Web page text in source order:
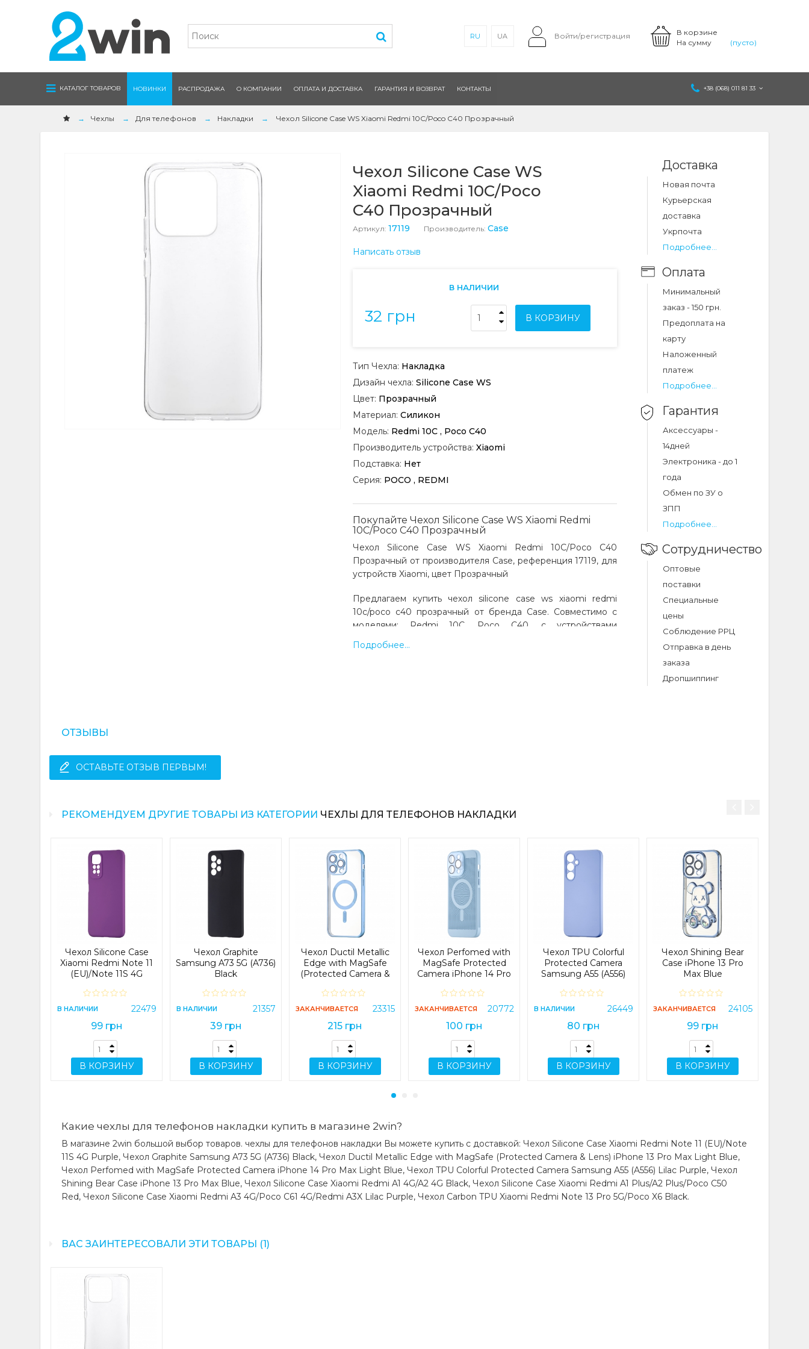
В корзине
На сумму
(пусто)
RU UA Войти/регистрация
КАТАЛОГ ТОВАРОВ НОВИНКИ РАСПРОДАЖА О КОМПАНИИ ОПЛАТА И ДОСТАВКА ГАРАНТИЯ И ВОЗВРАТ КОНТАКТЫ +38 (068) 011 81 33
Чехлы Для телефонов Накладки Чехол Silicone Case WS Xiaomi Redmi 10C/Poco C40 Прозрачный
Чехол Silicone Case WS
Xiaomi Redmi 10C/Poco
C40 Прозрачный
Артикул: 17119 Производитель: Case
Написать отзыв
В НАЛИЧИИ
32 грн В КОРЗИНУ
Тип Чехла: Накладка
Дизайн чехла: Silicone Case WS
Цвет: Прозрачный
Материал: Силикон
Модель: Redmi 10C , Poco C40
Производитель устройства: Xiaomi
Подставка: Нет
Серия: POCO , REDMI
Покупайте Чехол Silicone Case WS Xiaomi Redmi
10C/Poco C40 Прозрачный
Чехол Silicone Case WS Xiaomi Redmi 10C/Poco C40
Прозрачный от производителя Case, референция 17119, для
устройств Xiaomi, цвет Прозрачный
Предлагаем купить чехол silicone case ws xiaomi redmi
10c/poco c40 прозрачный от бренда Case. Совместимо с
моделями: Redmi 10C, Poco C40, с устройствами
производства Xiaomi. Цвет: прозрачный. Код товара 17119.
Выгодная цена и быстрая доставка по Украине.
Подробнее...
Доставка
Новая почта
Курьерская
доставка
Укрпочта
Подробнее...
Оплата
Минимальный
заказ - 150 грн.
Предоплата на
карту
Наложенный
платеж
Подробнее...
Гарантия
Аксессуары -
14дней
Электроника - до 1
года
Обмен по ЗУ о
ЗПП
Подробнее...
Сотрудничество
Оптовые
поставки
Специальные
цены
Соблюдение РРЦ
Отправка в день
заказа
Дропшиппинг
ОТЗЫВЫ
ОСТАВЬТЕ ОТЗЫВ ПЕРВЫМ!
РЕКОМЕНДУЕМ ДРУГИЕ ТОВАРЫ ИЗ КАТЕГОРИИ ЧЕХЛЫ ДЛЯ ТЕЛЕФОНОВ НАКЛАДКИ
Чехол Silicone Case
Xiaomi Redmi Note 11
(EU)/Note 11S 4G
В НАЛИЧИИ 22479
99 грн
В КОРЗИНУ
Чехол Graphite
Samsung A73 5G (A736)
Black
В НАЛИЧИИ 21357
39 грн
В КОРЗИНУ
Чехол Ductil Metallic
Edge with MagSafe
(Protected Camera &
Max Light Blue
ЗАКАНЧИВАЕТСЯ 23315
215 грн
В КОРЗИНУ
Чехол Perfomed with
MagSafe Protected
Camera iPhone 14 Pro
ЗАКАНЧИВАЕТСЯ 20772
100 грн
В КОРЗИНУ
Чехол TPU Colorful
Protected Camera
Samsung A55 (A556)
В НАЛИЧИИ 26449
80 грн
В КОРЗИНУ
Чехол Shining Bear
Case iPhone 13 Pro
Max Blue
ЗАКАНЧИВАЕТСЯ 24105
99 грн
В КОРЗИНУ
Какие чехлы для телефонов накладки купить в магазине 2win?
В магазине 2win большой выбор товаров. чехлы для телефонов накладки Вы можете купить с доставкой: Чехол Silicone Case Xiaomi Redmi Note 11 (EU)/Note
11S 4G Purple, Чехол Graphite Samsung A73 5G (A736) Black, Чехол Ductil Metallic Edge with MagSafe (Protected Camera & Lens) iPhone 13 Pro Max Light Blue,
Чехол Perfomed with MagSafe Protected Camera iPhone 14 Pro Max Light Blue, Чехол TPU Colorful Protected Camera Samsung A55 (A556) Lilac Purple, Чехол
Shining Bear Case iPhone 13 Pro Max Blue, Чехол Silicone Case Xiaomi Redmi A1 4G/A2 4G Black, Чехол Silicone Case Xiaomi Redmi A1 Plus/A2 Plus/Poco C50
Red, Чехол Silicone Case Xiaomi Redmi A3 4G/Poco C61 4G/Redmi A3X Lilac Purple, Чехол Carbon TPU Xiaomi Redmi Note 13 Pro 5G/Poco X6 Black.
ВАС ЗАИНТЕРЕСОВАЛИ ЭТИ ТОВАРЫ (1)